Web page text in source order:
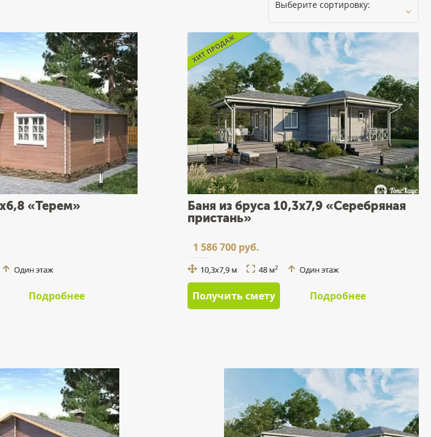
«Терем»
Один этаж
Подробнее
Баня из бруса 10,3x7,9 «Серебряная
пристань»
1 586 700 руб.
10,3x7,9 м 48 м2 Один этаж
Получить смету Подробнее